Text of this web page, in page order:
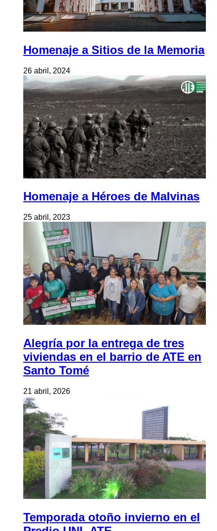
Homenaje a Sitios de la Memoria
26 abril, 2024
Homenaje a Héroes de Malvinas
25 abril, 2023
Alegría por la entrega de tres
viviendas en el barrio de ATE en
Santo Tomé
21 abril, 2026
Temporada otoño invierno en el